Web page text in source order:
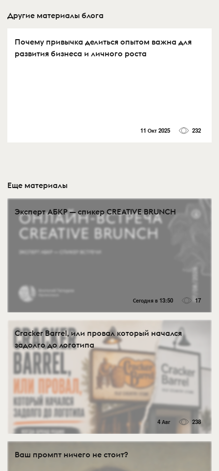
Другие материалы блога
Почему привычка делиться опытом важна для
развития бизнеса и личного роста
11 Окт 2025 232
Еще материалы
Эксперт АБКР — спикер CREATIVE BRUNCH
Сегодня в 13:50 17
Cracker Barrel, или провал который начался
задолго до логотипа
4 Авг 238
Ваш промпт ничего не стоит?